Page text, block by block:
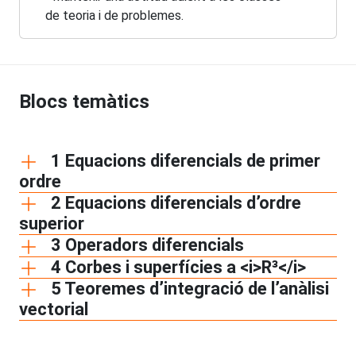
de teoria i de problemes.
Blocs temàtics
1 Equacions diferencials de primer
ordre
2 Equacions diferencials d’ordre
superior
3 Operadors diferencials
4 Corbes i superfícies a <i>R³</i>
5 Teoremes d’integració de l’anàlisi
vectorial